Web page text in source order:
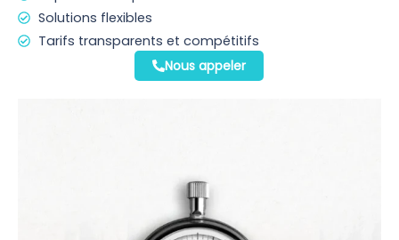
Solutions flexibles
Tarifs transparents et compétitifs
Nous appeler